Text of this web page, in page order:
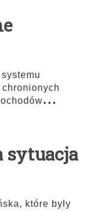
...
sytuacja
które były